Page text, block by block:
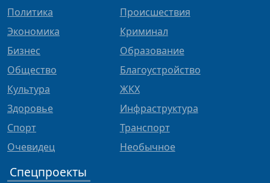
Политика
Экономика
Бизнес
Общество
Культура
Здоровье
Спорт
Очевидец
Происшествия
Криминал
Образование
Благоустройство
ЖКХ
Инфраструктура
Транспорт
Необычное
Спецпроекты